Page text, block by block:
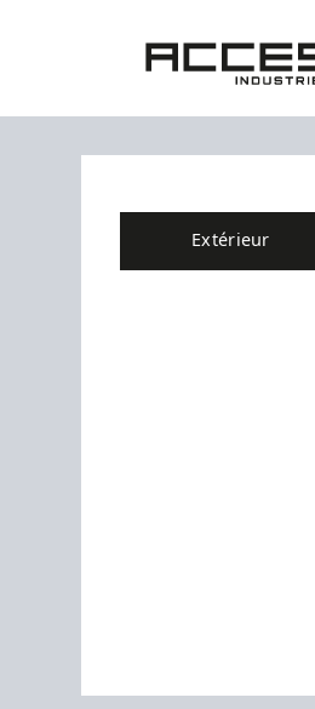
Accès Industriel
Extérieur